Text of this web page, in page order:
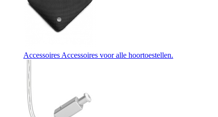
Accessoires Accessoires voor alle hoortoestellen.